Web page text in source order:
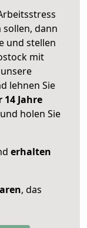
sollen, dann
und stellen
mit
lehnen Sie
Jahre
holen Sie
erhalten
, das